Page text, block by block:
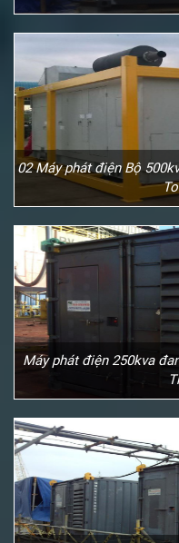
02 Máy phát điện Bộ
Máy phát điện 250kva